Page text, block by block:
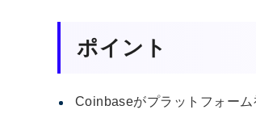
ポイント
Coinbaseがプラットフォー